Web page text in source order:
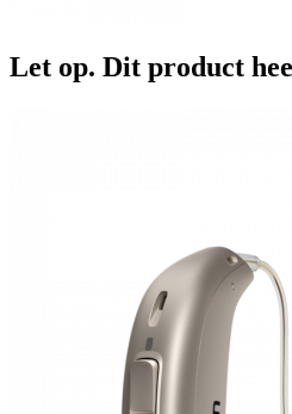
Let op. Dit product